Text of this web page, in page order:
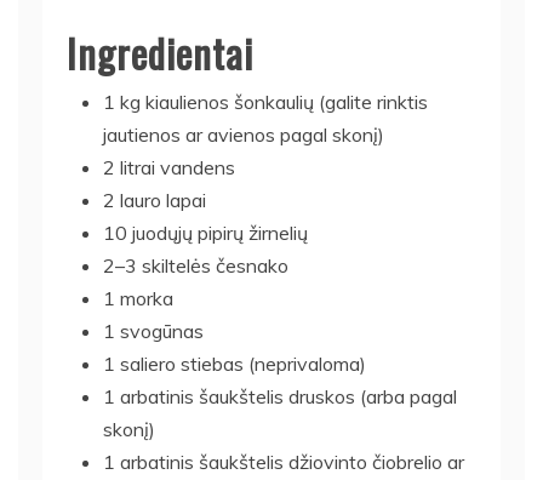
Ingredientai
1 kg kiaulienos šonkaulių (galite rinktis
jautienos ar avienos pagal skonį)
2 litrai vandens
2 lauro lapai
10 juodųjų pipirų žirnelių
2–3 skiltelės česnako
1 morka
1 svogūnas
1 saliero stiebas (neprivaloma)
1 arbatinis šaukštelis druskos (arba pagal
skonį)
1 arbatinis šaukštelis džiovinto čiobrelio ar